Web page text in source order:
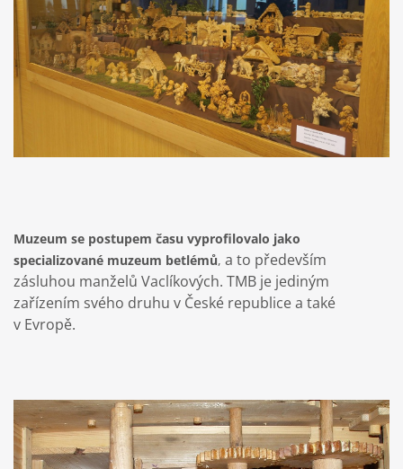
Muzeum se postupem času vyprofilovalo jako
specializované muzeum betlémů, a to především
zásluhou manželů Vaclíkových. TMB je jediným
zařízením svého druhu v České republice a také
v Evropě.